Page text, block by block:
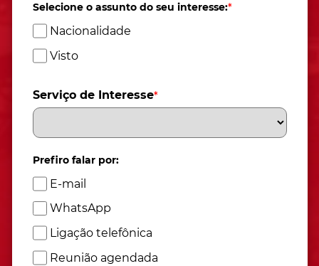
Selecione o assunto do seu interesse:*
Nacionalidade
Visto
Serviço de Interesse*
Prefiro falar por:
E-mail
WhatsApp
Ligação telefônica
Reunião agendada